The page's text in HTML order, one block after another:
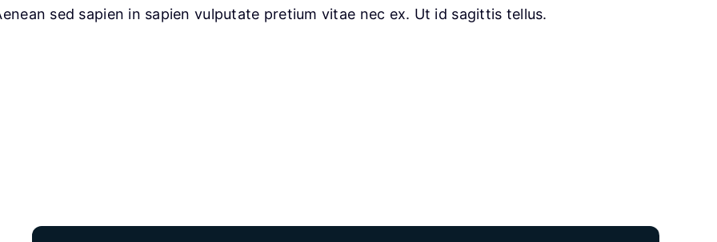
sed sapien in sapien vulputate pretium vitae nec ex. Ut id sagittis tellus.